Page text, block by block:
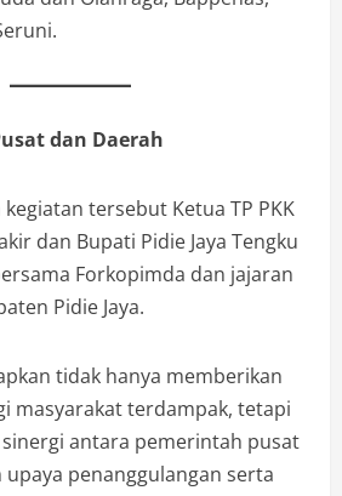
dan Daerah
tersebut Ketua TP PKK
dan Bupati Pidie Jaya Tengku
Forkopimda dan jajaran
Pidie Jaya.
tidak hanya memberikan
masyarakat terdampak, tetapi
antara pemerintah pusat
penanggulangan serta